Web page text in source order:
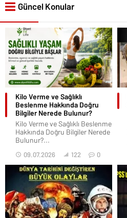
Güncel Konular
Kilo Verme ve Sağlıklı
Beslenme Hakkında Doğru
Bilgiler Nerede Bulunur?
Kilo Verme ve Sağlıklı Beslenme
Hakkında Doğru Bilgiler Nerede
Bulunur?...
09.07.2026 122 0